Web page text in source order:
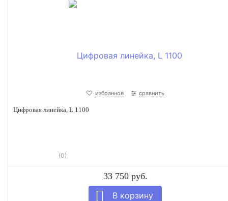
избранное сравнить
Цифровая линейка, L 1100
(0)
33 750 руб.